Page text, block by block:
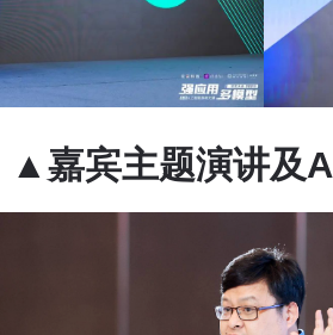
▲嘉宾主题演讲及